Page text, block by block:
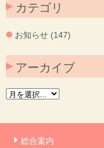
カテゴリ
お知らせ (147)
アーカイブ
総合案内